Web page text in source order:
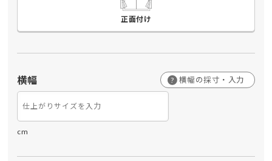
正面付け
横幅 ? 横幅の採寸・入力
cm